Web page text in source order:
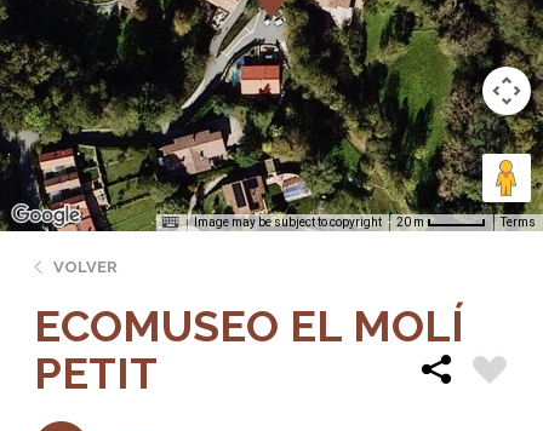
Image may be subject to copyright 20 m Terms
VOLVER
ECOMUSEO EL MOLÍ
PETIT